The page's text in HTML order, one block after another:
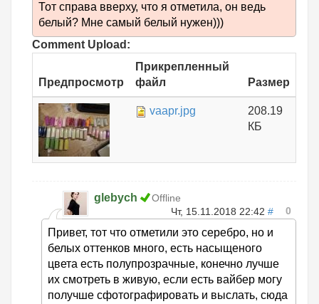
Тот справа вверху, что я отметила, он ведь
белый? Мне самый белый нужен)))
Comment Upload:
Предпросмотр
Прикрепленный
файл
Размер
vaapr.jpg
208.19
КБ
glebych
Offline
Чт, 15.11.2018 22:42 # 0
Привет, тот что отметили это серебро, но и
белых оттенков много, есть насыщеного
цвета есть полупрозрачные, конечно лучше
их смотреть в живую, если есть вайбер могу
получше сфотографировать и выслать, сюда